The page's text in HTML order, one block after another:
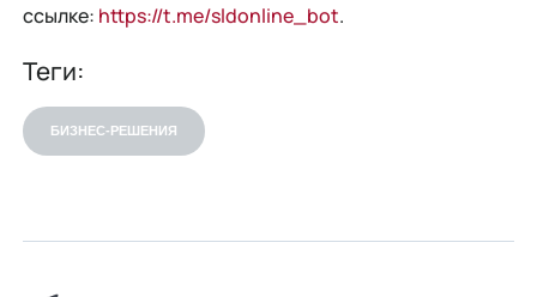
ссылке: https://t.me/sldonline_bot.
Теги:
БИЗНЕС-РЕШЕНИЯ